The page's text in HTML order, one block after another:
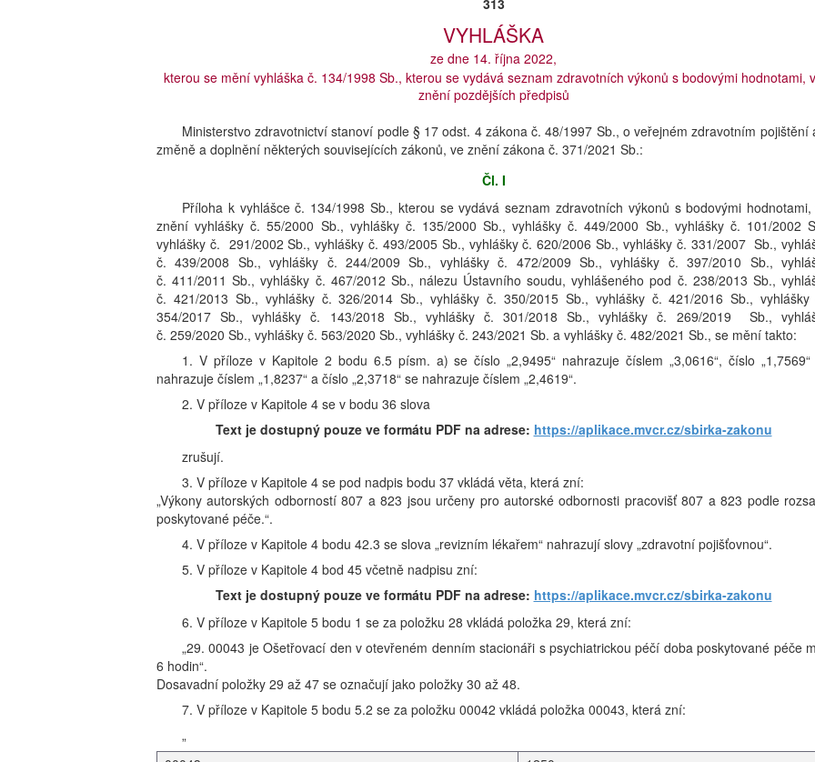
313
VYHLÁŠKA
ze dne 14. října 2022,
kterou se mění vyhláška č. 134/1998 Sb., kterou se vydává seznam zdravotních výkonů s bodovými hodnotami,
znění pozdějších předpisů
Ministerstvo zdravotnictví stanoví podle § 17 odst. 4 zákona č. 48/1997 Sb., o veřejném zdravotním pojištění
změně a doplnění některých souvisejících zákonů, ve znění zákona č. 371/2021 Sb.:
Čl. I
Příloha k vyhlášce č. 134/1998 Sb., kterou se vydává seznam zdravotních výkonů s bodovými
znění vyhlášky č. 55/2000 Sb., vyhlášky č. 135/2000 Sb., vyhlášky č. 449/2000 Sb., vyhlášky č. 101/2002
vyhlášky č. 291/2002 Sb., vyhlášky č. 493/2005 Sb., vyhlášky č. 620/2006 Sb., vyhlášky č. 331/2007 Sb.,
č. 439/2008 Sb., vyhlášky č. 244/2009 Sb., vyhlášky č. 472/2009 Sb., vyhlášky č. 397/2010 Sb.,
č. 411/2011 Sb., vyhlášky č. 467/2012 Sb., nálezu Ústavního soudu, vyhlášeného pod č. 238/2013 Sb.,
č. 421/2013 Sb., vyhlášky č. 326/2014 Sb., vyhlášky č. 350/2015 Sb., vyhlášky č. 421/2016 Sb., vyhlášky
354/2017 Sb., vyhlášky č. 143/2018 Sb., vyhlášky č. 301/2018 Sb., vyhlášky č. 269/2019 Sb.,
č. 259/2020 Sb., vyhlášky č. 563/2020 Sb., vyhlášky č. 243/2021 Sb. a vyhlášky č. 482/2021 Sb., se mění takto:
1. V příloze v Kapitole 2 bodu 6.5 písm. a) se číslo „2,9495“ nahrazuje číslem „3,0616“, číslo
nahrazuje číslem „1,8237“ a číslo „2,3718“ se nahrazuje číslem „2,4619“.
2. V příloze v Kapitole 4 se v bodu 36 slova
Text je dostupný pouze ve formátu PDF na adrese: https://aplikace.mvcr.cz/sbirka-zakonu
zrušují.
3. V příloze v Kapitole 4 se pod nadpis bodu 37 vkládá věta, která zní:
„Výkony autorských odborností 807 a 823 jsou určeny pro autorské odbornosti pracovišť 807 a 823 podle
poskytované péče.“.
4. V příloze v Kapitole 4 bodu 42.3 se slova „revizním lékařem“ nahrazují slovy „zdravotní pojišťovnou“.
5. V příloze v Kapitole 4 bod 45 včetně nadpisu zní:
Text je dostupný pouze ve formátu PDF na adrese: https://aplikace.mvcr.cz/sbirka-zakonu
6. V příloze v Kapitole 5 bodu 1 se za položku 28 vkládá položka 29, která zní:
„29. 00043 je Ošetřovací den v otevřeném denním stacionáři s psychiatrickou péčí doba poskytované péče
6 hodin“.
Dosavadní položky 29 až 47 se označují jako položky 30 až 48.
7. V příloze v Kapitole 5 bodu 5.2 se za položku 00042 vkládá položka 00043, která zní:
„